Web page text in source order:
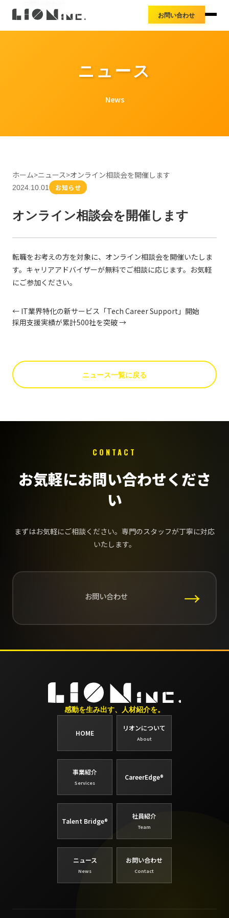
お問い合わせ
アクセス
導入事例
ニュース
News
ホーム>ニュース>オンライン相談会を開催します
2024.10.01 お知らせ
オンライン相談会を開催します
転職をお考えの方を対象に、オンライン相談会を開催いたしま
す。キャリアアドバイザーが無料でご相談に応じます。お気軽
にご参加ください。
← IT業界特化の新サービス「Tech Career Support」開始
採用支援実績が累計500社を突破 →
ニュース一覧に戻る
CONTACT
お気軽にお問い合わせくださ
い
まずはお気軽にご相談ください。専門のスタッフが丁寧に対応
いたします。
お問い合わせ →
感動を生み出す、人材紹介を。
HOME
リオンについて
About
事業紹介
Services
CareerEdge®
Talent Bridge®
社員紹介
Team
ニュース
News
お問い合わせ
Contact